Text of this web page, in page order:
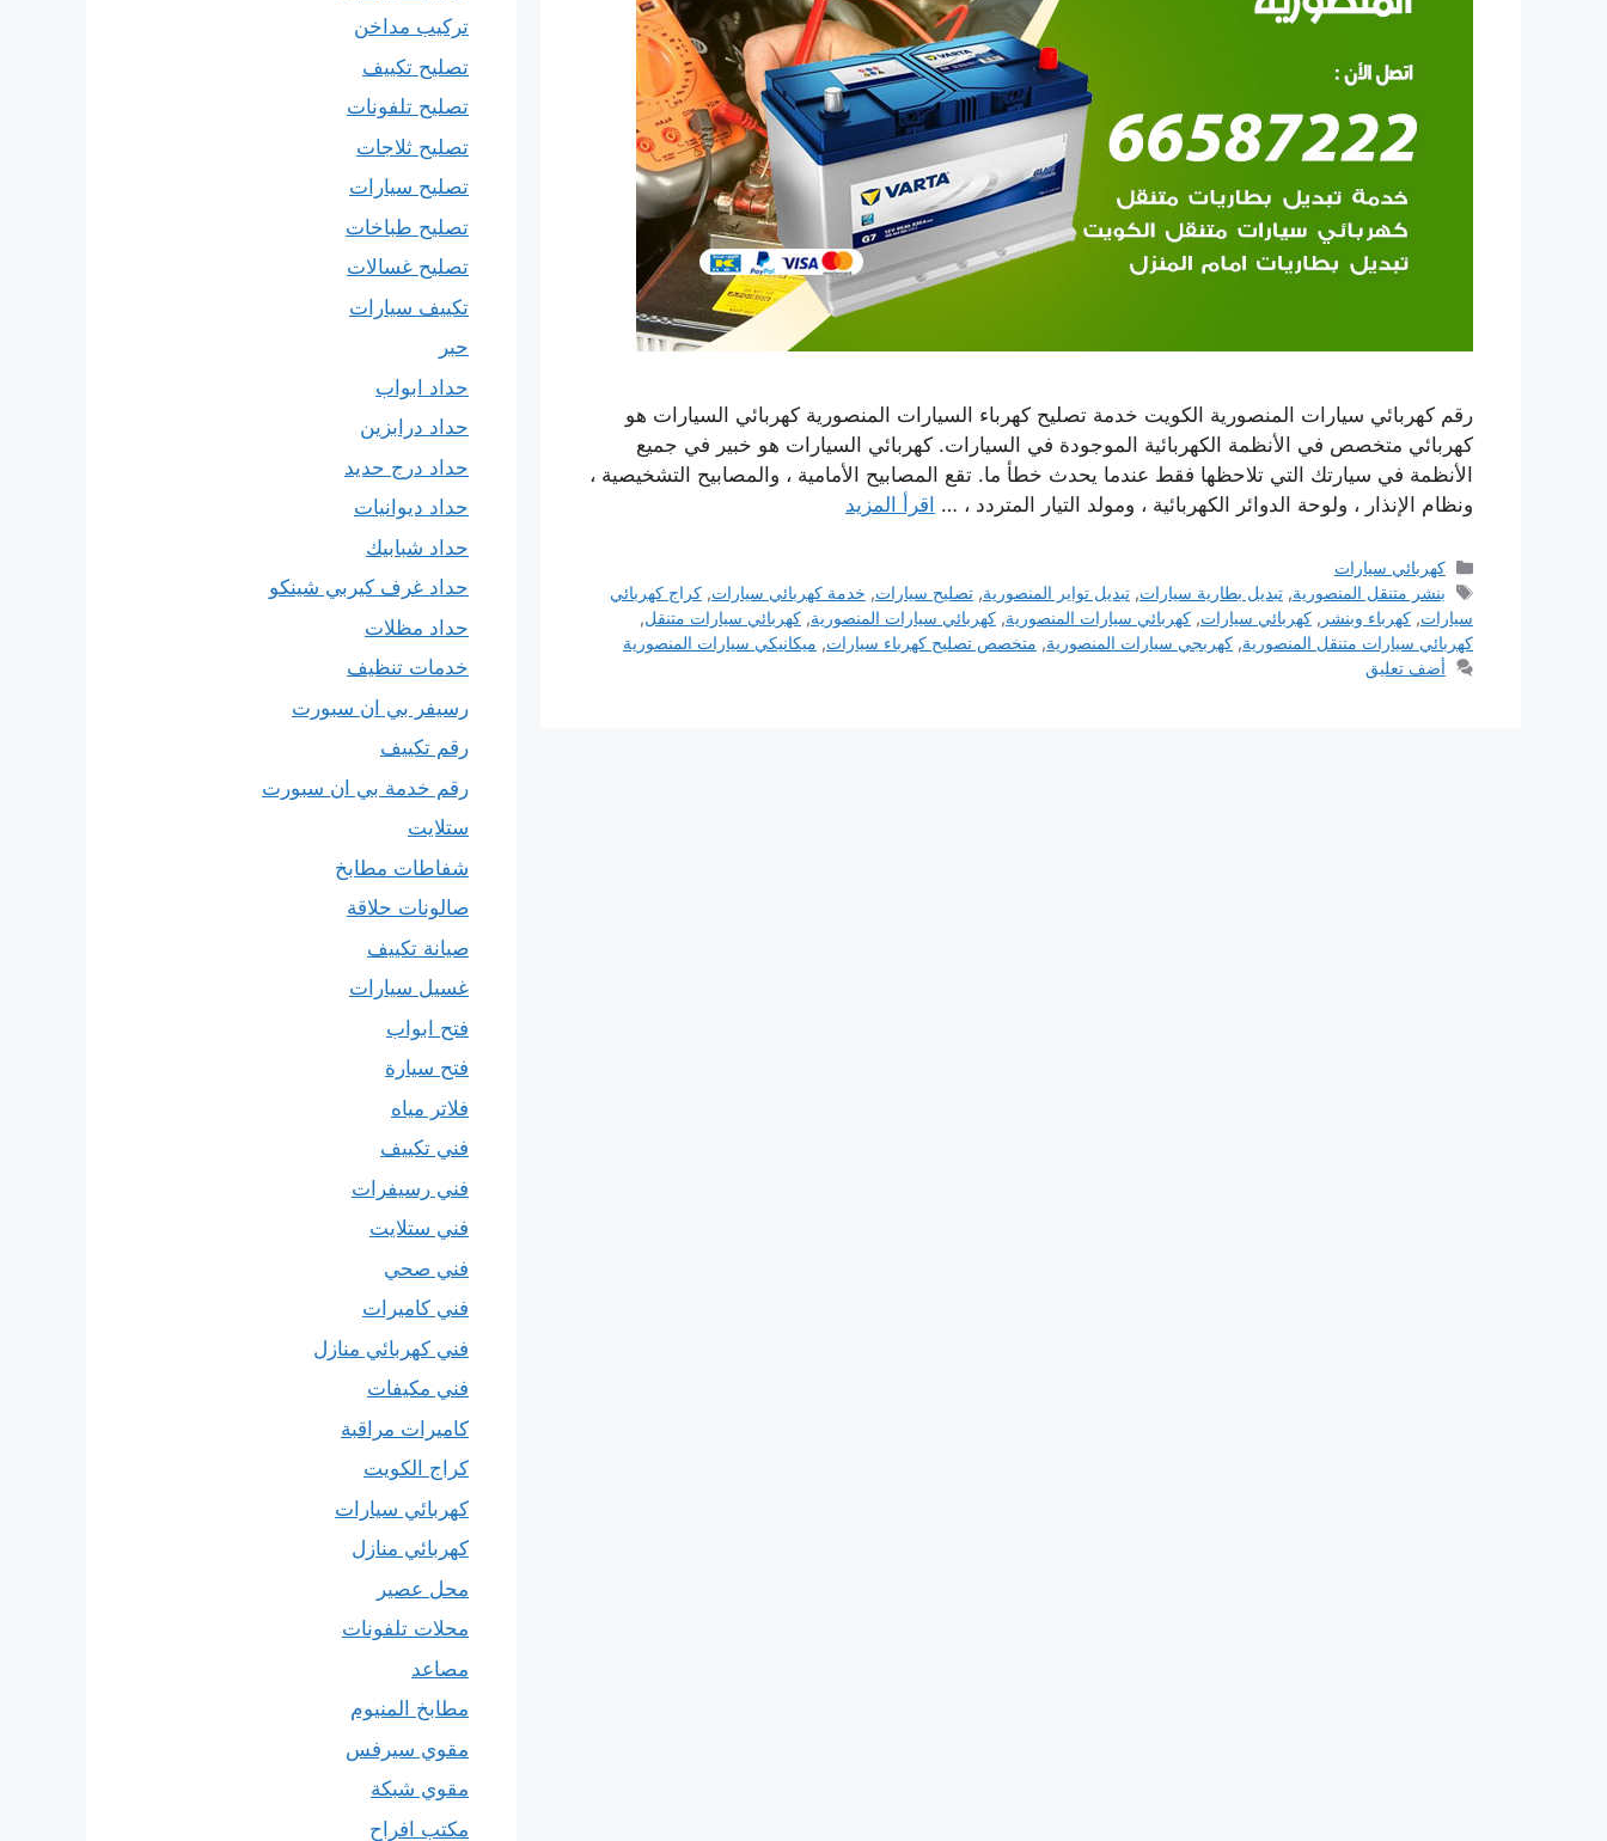
رقم كهربائي سيارات المنصورية الكويت خدمة تصليح كهرباء السيارات المنصورية كهربائي السيارات هو
كهربائي متخصص في الأنظمة الكهربائية الموجودة في السيارات. كهربائي السيارات هو خبير في جميع
الأنظمة في سيارتك التي تلاحظها فقط عندما يحدث خطأ ما. تقع المصابيح الأمامية ، والمصابيح التشخيصية ،
ونظام الإنذار ، ولوحة الدوائر الكهربائية ، ومولد التيار المتردد ، … اقرأ المزيد
التصنيفات
كهربائي سيارات
الوسوم
بنشر متنقل المنصورية,تبديل بطارية سيارات,تبديل تواير المنصورية,تصليح سيارات, خدمة كهربائي سيارات,كراج كهربائي
سيارات, كهرباء وبنشر , كهربائي سيارات, كهربائي سيارات المنصورية, كهربائي سيارات المنصورية, كهربائي سيارات متنقل,
كهربائي سيارات متنقل المنصورية, كهربجي سيارات المنصورية, متخصص تصليح كهرباء سيارات, ميكانيكي سيارات المنصورية
أضف تعليق
تركيب مداخن
تصليح تكييف
تصليح تلفونات
تصليح ثلاجات
تصليح سيارات
تصليح طباخات
تصليح غسالات
تكييف سيارات
حبر
حداد ابواب
حداد درابزين
حداد درج حديد
حداد ديوانيات
حداد شبابيك
حداد غرف كيربي شينكو
حداد مظلات
خدمات تنظيف
رسيفر بي ان سبورت
رقم تكييف
رقم خدمة بي ان سبورت
ستلايت
شفاطات مطابخ
صالونات حلاقة
صيانة تكييف
غسيل سيارات
فتح ابواب
فتح سيارة
فلاتر مياه
فني تكييف
فني رسيفرات
فني ستلايت
فني صحي
فني كاميرات
فني كهربائي منازل
فني مكيفات
كاميرات مراقبة
كراج الكويت
كهربائي سيارات
كهربائي منازل
محل عصير
محلات تلفونات
مصاعد
مطابخ المنيوم
مقوي سيرفس
مقوي شبكة
مكتب افراح